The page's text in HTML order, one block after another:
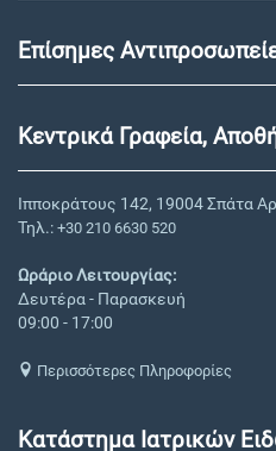
Επίσημες
Κεντρικά Γραφεία,
Ιπποκράτους 142, 19004 Σπάτα
Τηλ.: +30 210 6630 520
Ωράριο Λειτουργίας:
Δευτέρα - Παρασκευή
09:00 - 17:00
Περισσότερες Πληροφορίες
Κατάστημα Ιατρικών